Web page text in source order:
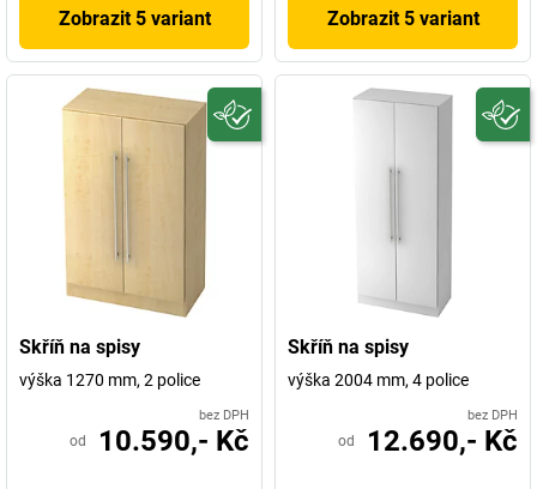
Zobrazit 5 variant Zobrazit 5 variant
Skříň na spisy
výška 1270 mm, 2 police
bez DPH
od 10.590,- Kč
Skříň na spisy
výška 2004 mm, 4 police
bez DPH
od 12.690,- Kč